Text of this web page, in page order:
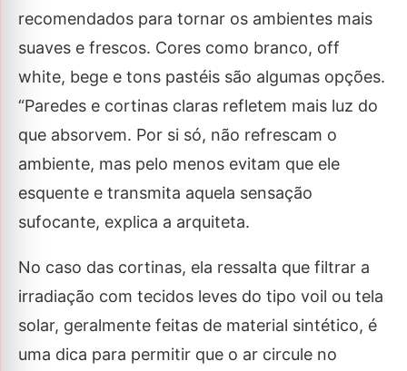
recomendados para tornar os ambientes mais
suaves e frescos. Cores como branco, off
white, bege e tons pastéis são algumas opções.
“Paredes e cortinas claras refletem mais luz do
que absorvem. Por si só, não refrescam o
ambiente, mas pelo menos evitam que ele
esquente e transmita aquela sensação
sufocante, explica a arquiteta.
No caso das cortinas, ela ressalta que filtrar a
irradiação com tecidos leves do tipo voil ou tela
solar, geralmente feitas de material sintético, é
uma dica para permitir que o ar circule no